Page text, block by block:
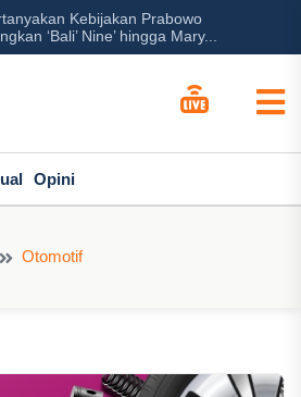
Kebijakan Prabowo
‘Bali’ Nine’ hingga Mary...
Opini
Otomotif